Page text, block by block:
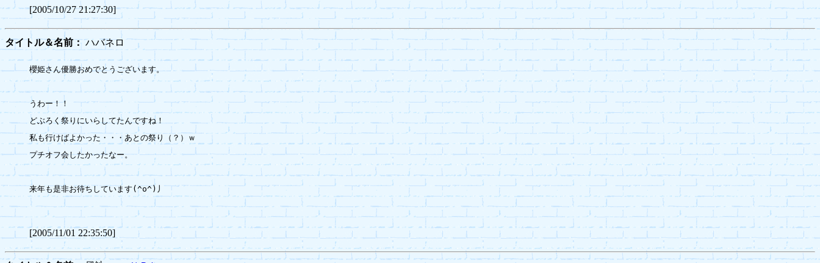
[2005/10/27 21:27:30]
タイトル＆名前：ハバネロ
櫻姫さん優勝おめでとうございます。
うわー！！
どぶろく祭りにいらしてたんですね！
私も行けばよかった・・・あとの祭り（？）ｗ
プチオフ会したかったなー。
来年も是非お待ちしています(^o^)丿
[2005/11/01 22:35:50]